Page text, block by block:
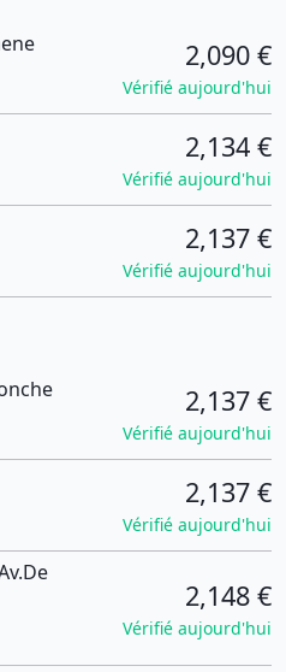
2,090 €
Vérifié aujourd'hui
2,134 €
Vérifié aujourd'hui
2,137 €
Vérifié aujourd'hui
2,137 €
Vérifié aujourd'hui
2,137 €
Vérifié aujourd'hui
2,148 €
Vérifié aujourd'hui